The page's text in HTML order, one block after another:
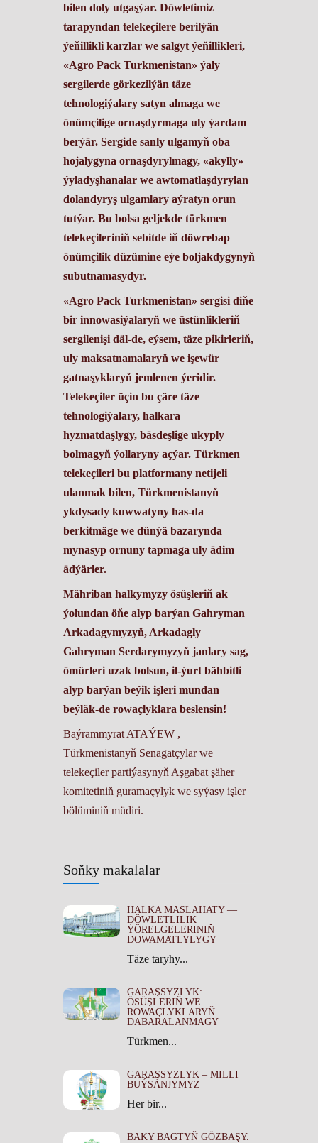
Soňky makalalar
HALKA MASLAHATY —
DÖWLETLILIK
ÝÖRELGELERINIŇ
DOWAMATLYLYGY
Täze taryhy...
GARAŞSYZLYK:
ÖSÜŞLERIŇ WE
ROWAÇLYKLARYŇ
DABARALANMAGY
Türkmen...
GARAŞSYZLYK – MILLI
BUÝSANJYMYZ
Her bir...
BAKY BAGTYŇ GÖZBAŞY.
bilen doly utgaşýar. Döwletimiz
tarapyndan telekeçilere berilýän
ýeňillikli karzlar we salgyt ýeňillikleri,
«Agro Pack Turkmenistan» ýaly
sergilerde görkezilýän täze
tehnologiýalary satyn almaga we
önümçilige ornaşdyrmaga uly ýardam
berýär. Sergide sanly ulgamyň oba
hojalygyna ornaşdyrylmagy, «akylly»
ýyladyşhanalar we awtomatlaşdyrylan
dolandyryş ulgamlary aýratyn orun
tutýar. Bu bolsa geljekde türkmen
telekeçileriniň sebitde iň döwrebap
önümçilik düzümine eýe boljakdygynyň
subutnamasydyr.
«Agro Pack Turkmenistan» sergisi diňe
bir innowasiýalaryň we üstünlikleriň
sergilenişi däl-de, eýsem, täze pikirleriň,
uly maksatnamalaryň we işewür
gatnaşyklaryň jemlenen ýeridir.
Telekeçiler üçin bu çäre täze
tehnologiýalary, halkara
hyzmatdaşlygy, bäsdeşlige ukyply
bolmagyň ýollaryny açýar. Türkmen
telekeçileri bu platformany netijeli
ulanmak bilen, Türkmenistanyň
ykdysady kuwwatyny has-da
berkitmäge we dünýä bazarynda
mynasyp ornuny tapmaga uly ädim
ädýärler.
Mähriban halkymyzy ösüşleriň ak
ýolundan öňe alyp barýan Gahryman
Arkadagymyzyň, Arkadagly
Gahryman Serdarymyzyň janlary sag,
ömürleri uzak bolsun, il-ýurt bähbitli
alyp barýan beýik işleri mundan
beýläk-de rowaçlyklara beslensin!
Baýrammyrat ATAÝEW ,
Türkmenistanyň Senagatçylar we
telekeçiler partiýasynyň Aşgabat şäher
komitetiniň guramaçylyk we syýasy işler
bölüminiň müdiri.